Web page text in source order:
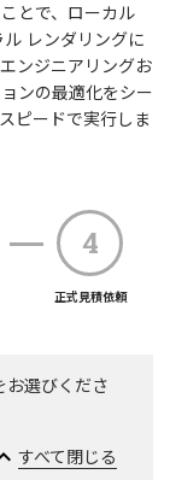
とで、ローカル
レンダリングに
ンジニアリングお
ンの最適化をシー
ピードで実行しま
正式見積依頼
お選びくださ
すべて閉じる